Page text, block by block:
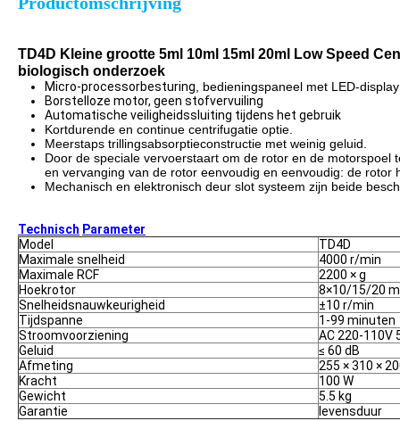
TD4D Kleine grootte 5ml 10ml 15ml 20ml Low Speed
biologisch onderzoek
Micro-processorbesturing , bedieningspaneel met LED-
Borstelloze motor, geen stofvervuiling
Automatische veiligheidssluiting tijdens het gebruik
Kortdurende en continue centrifugatie optie.
Meerstaps trillingsabsorptieconstructie met weinig geluid.
Door de speciale vervoerstaart om de rotor en de motorspoel
en vervanging van de rotor eenvoudig en eenvoudig: de rotor
Mechanisch en elektronisch deur slot systeem zijn beide
Technisch Parameter
Model
TD4D
Maximale snelheid
4000 r/min
Maximale RCF
2200 × g
Hoekrotor
8×10/15/20
Snelheidsnauwkeurigheid
±10 r/min
Tijdspanne
1-99 minuten
Stroomvoorziening
AC 220-110V
Geluid
≤ 60 dB
Afmeting
255 × 310 ×
Kracht
100 W
Gewicht
5.5 kg
Garantie
levensduur